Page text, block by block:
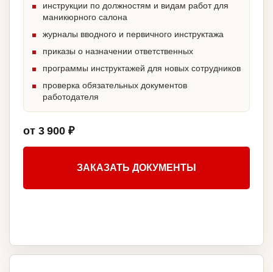
инструкции по должностям и видам работ для
маникюрного салона
журналы вводного и первичного инструктажа
приказы о назначении ответственных
программы инструктажей для новых сотрудников
проверка обязательных документов
работодателя
от 3 900 ₽
ЗАКАЗАТЬ ДОКУМЕНТЫ